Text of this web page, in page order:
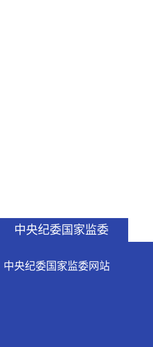
中央纪委国家监委
中央纪委国家监委网站